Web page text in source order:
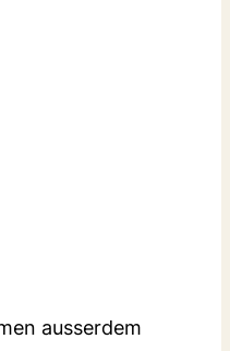
ausserdem